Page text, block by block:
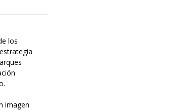
los
imagen